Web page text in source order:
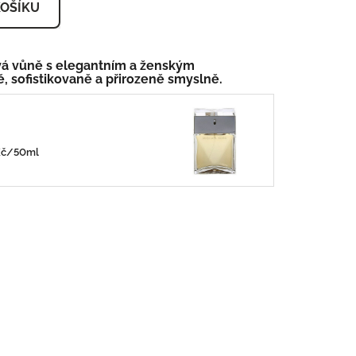
vůně s elegantním a ženským
sofistikovaně a přirozeně smyslně.
50ml